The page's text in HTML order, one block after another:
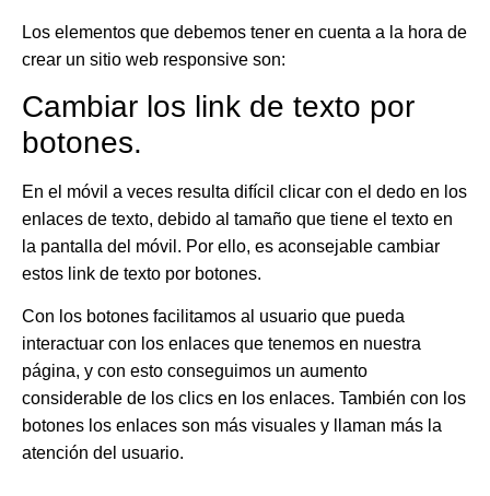
Los elementos que debemos tener en cuenta a la hora de
crear un sitio web responsive son:
Cambiar los link de texto por
botones.
En el móvil a veces resulta difícil clicar con el dedo en los
enlaces de texto, debido al tamaño que tiene el texto en
la pantalla del móvil. Por ello, es aconsejable cambiar
estos link de texto por botones.
Con los botones facilitamos al usuario que pueda
interactuar con los enlaces que tenemos en nuestra
página, y con esto conseguimos un aumento
considerable de los clics en los enlaces. También con los
botones los enlaces son más visuales y llaman más la
atención del usuario.